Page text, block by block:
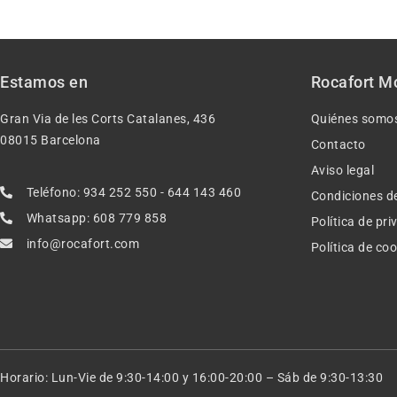
Estamos en
Gran Via de les Corts Catalanes, 436
08015 Barcelona
Teléfono: 934 252 550 - 644 143 460
Whatsapp: 608 779 858
info@rocafort.com
Rocafort
Quiénes
Contacto
Aviso legal
Condiciones
Política de
Política de
Horario: Lun-Vie de 9:30-14:00 y 16:00-20:00 – Sáb de 9:30-13:30